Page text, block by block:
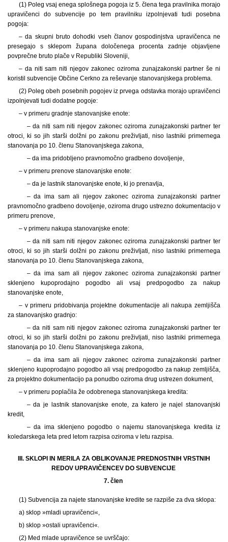
(1) Poleg vsaj enega splošnega pogoja iz 5. člena tega pravilnika morajo
upravičenci do subvencije po tem pravilniku izpolnjevati tudi posebna
pogoja:
– da skupni bruto dohodki vseh članov gospodinjstva upravičenca ne
presegajo s sklepom župana določenega procenta zadnje objavljene
povprečne bruto plače v Republiki Sloveniji,
– da niti sam niti njegov zakonec oziroma zunajzakonski partner še ni
koristil subvencije Občine Cerkno za reševanje stanovanjskega problema.
(2) Poleg obeh posebnih pogojev iz prvega odstavka morajo upravičenci
izpolnjevati tudi dodatne pogoje:
– v primeru gradnje stanovanjske enote:
– da niti sam niti njegov zakonec oziroma zunajzakonski partner ter
otroci, ki so jih starši dolžni po zakonu preživljati, niso lastniki primernega
stanovanja po 10. členu Stanovanjskega zakona,
– da ima pridobljeno pravnomočno gradbeno dovoljenje,
– v primeru prenove stanovanjske enote:
– da je lastnik stanovanjske enote, ki jo prenavlja,
– da ima sam ali njegov zakonec oziroma zunajzakonski partner
pravnomočno gradbeno dovoljenje, oziroma drugo ustrezno dokumentacijo v
primeru prenove,
– v primeru nakupa stanovanjske enote:
– da niti sam niti njegov zakonec oziroma zunajzakonski partner ter
otroci, ki so jih starši dolžni po zakonu preživljati, niso lastniki primernega
stanovanja po 10. členu Stanovanjskega zakona,
– da ima sam ali njegov zakonec oziroma zunajzakonski partner
sklenjeno kupoprodajno pogodbo ali vsaj predpogodbo za nakup
stanovanjske enote,
– v primeru pridobivanja projektne dokumentacije ali nakupa zemljišča
za stanovanjsko gradnjo:
– da niti sam niti njegov zakonec oziroma zunajzakonski partner ter
otroci, ki so jih starši dolžni po zakonu preživljati, niso lastniki primernega
stanovanja po 10. členu Stanovanjskega zakona,
– da ima sam ali njegov zakonec oziroma zunajzakonski partner
sklenjeno kupoprodajno pogodbo ali vsaj predpogodbo za nakup zemljišča,
za projektno dokumentacijo pa ponudbo oziroma drug ustrezen dokument,
– v primeru poplačila že odobrenega stanovanjskega kredita:
– da je lastnik stanovanjske enote, za katero je najel stanovanjski
kredit,
– da ima sklenjeno pogodbo o najemu stanovanjskega kredita iz
koledarskega leta pred letom razpisa oziroma v letu razpisa.
III. SKLOPI IN MERILA ZA OBLIKOVANJE PREDNOSTNIH VRSTNIH
REDOV UPRAVIČENCEV DO SUBVENCIJE
7. člen
(1) Subvencija za najete stanovanjske kredite se razpiše za dva sklopa:
a) sklop »mladi upravičenci«,
b) sklop »ostali upravičenci«.
(2) Med mlade upravičence se uvrščajo: